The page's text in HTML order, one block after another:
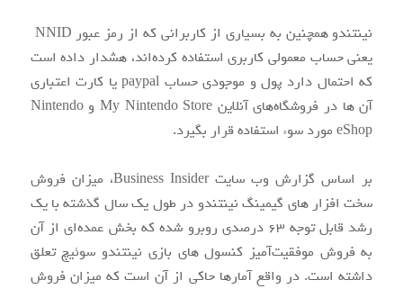
یعنی حساب معمولی کاربری استفاده کرده‌اند، هشدار داده است
که احتمال دارد پول و موجودی حساب paypal یا کارت اعتباری
آن ها در فروشگاه‌های آنلاین My Nintendo Store و Nintendo
eShop مورد سوء استفاده قرار بگیرد.
بر اساس گزارش وب سایت Business Insider، میزان فروش
سخت افزار های گیمینگ نینتندو در طول یک سال گذشته با یک
رشد قابل توجه ۶۳ درصدی روبرو شده که بخش عمده‌ای از آن
به فروش موفقیت‌آمیز کنسول های بازی نینتندو سوئیچ تعلق
داشته است. در واقع آمارها حاکی از آن است که میزان فروش